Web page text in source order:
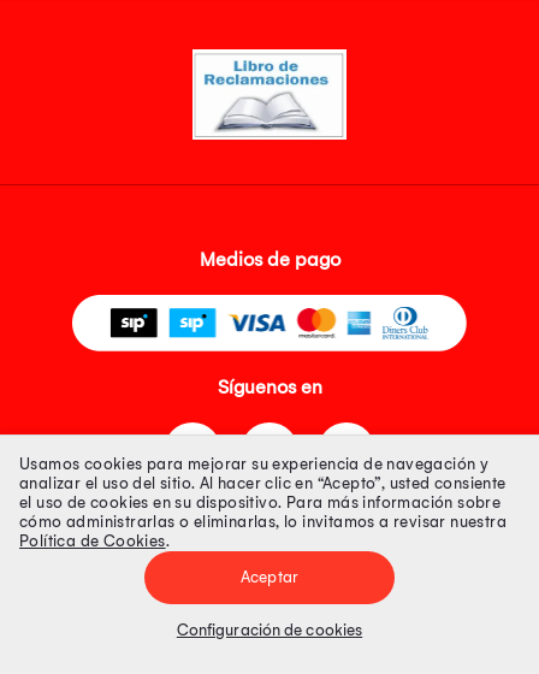
Medios de pago
Síguenos en
Tienda 100% Segura
Tiendas Peruanas S.A. R.U.C. Nº 20493020618. Todos los derechos
Precios disponibles solo en www.oechsle.pe. Precios online publicados
Usamos cookies para mejorar su experiencia de navegación y
analizar el uso del sitio. Al hacer clic en “Acepto”, usted consiente
el uso de cookies en su dispositivo. Para más información sobre
cómo administrarlas o eliminarlas, lo invitamos a revisar nuestra
Política de Cookies.
Aceptar
Configuración de cookies